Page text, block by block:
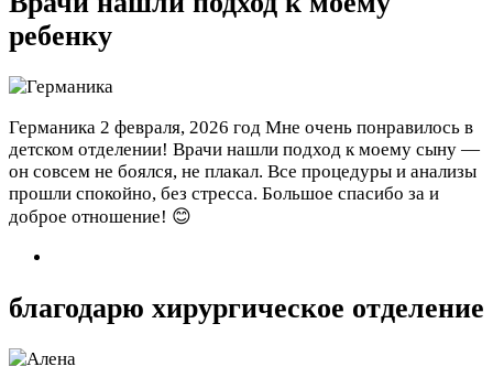
ребенку
Германика 2 февраля, 2026 год Мне очень понравилось в
детском отделении! Врачи нашли подход к моему сыну —
он совсем не боялся, не плакал. Все процедуры и анализы
прошли спокойно, без стресса. Большое спасибо за и
доброе отношение! 😊
благодарю хирургическое отделение